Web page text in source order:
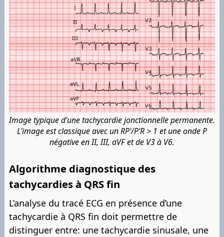
Image typique d'une tachycardie jonctionnelle permanente.
L'image est classique avec un RP'/P'R > 1 et une onde P
négative en II, III, aVF et de V3 à V6.
Algorithme diagnostique des
tachycardies à QRS fin
L’analyse du tracé ECG en présence d’une
tachycardie à QRS fin doit permettre de
distinguer entre: une tachycardie sinusale, une